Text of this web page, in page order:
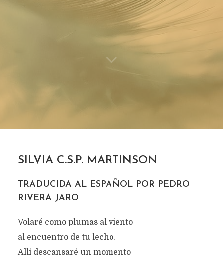
SILVIA C.S.P. MARTINSON
TRADUCIDA AL ESPAÑOL POR PEDRO
RIVERA JARO
Volaré como plumas al viento
al encuentro de tu lecho.
Allí descansaré un momento